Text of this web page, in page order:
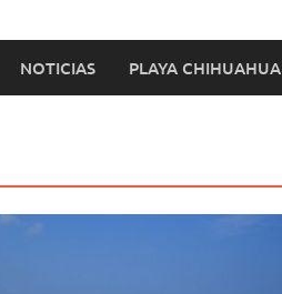
NOTICIAS PLAYA CHIHUAHUA